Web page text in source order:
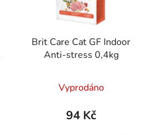
Brit Care Cat GF Indoor
Anti-stress 0,4kg
Vyprodáno
94 Kč